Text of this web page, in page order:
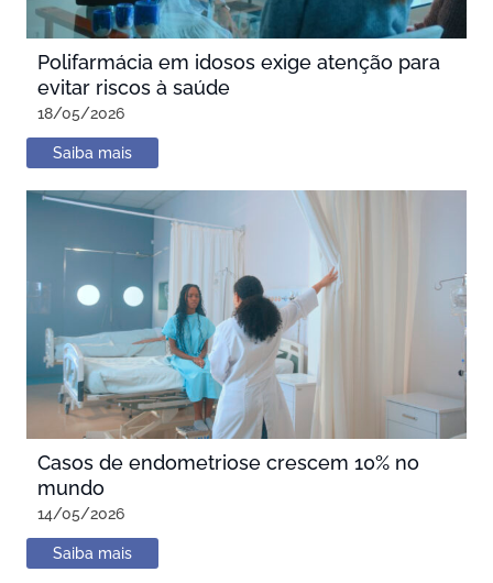
Polifarmácia em idosos exige atenção para
evitar riscos à saúde
18/05/2026
Saiba mais
Casos de endometriose crescem 10% no
mundo
14/05/2026
Saiba mais